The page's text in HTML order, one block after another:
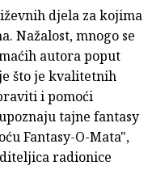
djela za kojima
Nažalost, mnogo se
autora poput
što je kvalitetnih
i pomoći
tajne fantasy
Fantasy-O-Mata",
radionice